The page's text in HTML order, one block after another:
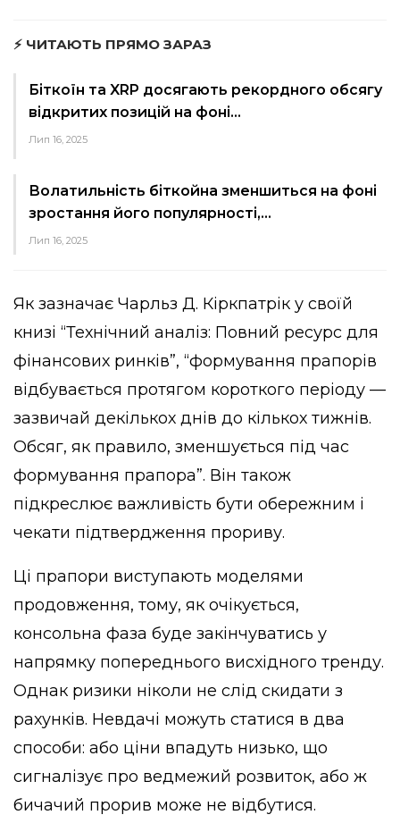
⚡ ЧИТАЮТЬ ПРЯМО ЗАРАЗ
Біткоїн та XRP досягають рекордного обсягу
відкритих позицій на фоні…
Лип 16, 2025
Волатильність біткойна зменшиться на фоні
зростання його популярності,…
Лип 16, 2025
Як зазначає Чарльз Д. Кіркпатрік у своїй
книзі “Технічний аналіз: Повний ресурс для
фінансових ринків”, “формування прапорів
відбувається протягом короткого періоду —
зазвичай декількох днів до кількох тижнів.
Обсяг, як правило, зменшується під час
формування прапора”. Він також
підкреслює важливість бути обережним і
чекати підтвердження прориву.
Ці прапори виступають моделями
продовження, тому, як очікується,
консольна фаза буде закінчуватись у
напрямку попереднього висхідного тренду.
Однак ризики ніколи не слід скидати з
рахунків. Невдачі можуть статися в два
способи: або ціни впадуть низько, що
сигналізує про ведмежий розвиток, або ж
бичачий прорив може не відбутися.